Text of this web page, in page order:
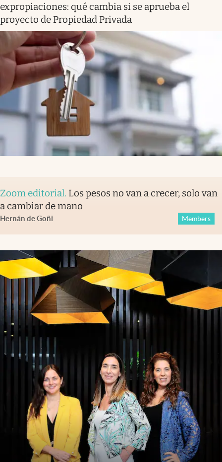
expropiaciones: qué cambia si se aprueba el
proyecto de Propiedad Privada
Zoom editorial. Los pesos no van a crecer, solo van
a cambiar de mano
Hernán de Goñi Members